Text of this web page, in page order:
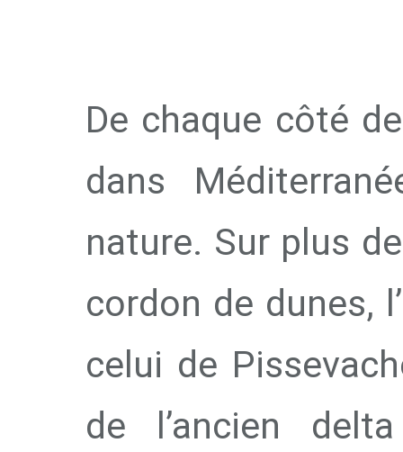
De chaque côté
dans
nature. Sur plus
cordon de dunes,
celui de
de l’ancien